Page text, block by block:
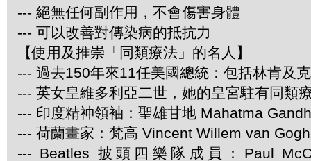
--- 絕無任何副作用，不會傷害身體
--- 可以改善對傳染病的抵抗力
【使用及推崇「同類療法」的名人】
--- 過去150年來11任美國總統：包括林肯及
--- 英女皇維多利亞二世，她的皇宮駐有同類
--- 印度精神領袖：聖雄甘地 Mahatma
--- 荷蘭畫家：梵高 Vincent Willem van Gogh
--- Beatles 披頭四樂隊成員：Paul